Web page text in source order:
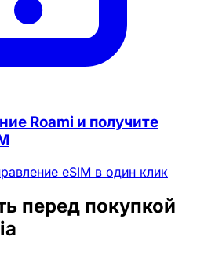
Roami и получите
eSIM в один клик
перед покупкой